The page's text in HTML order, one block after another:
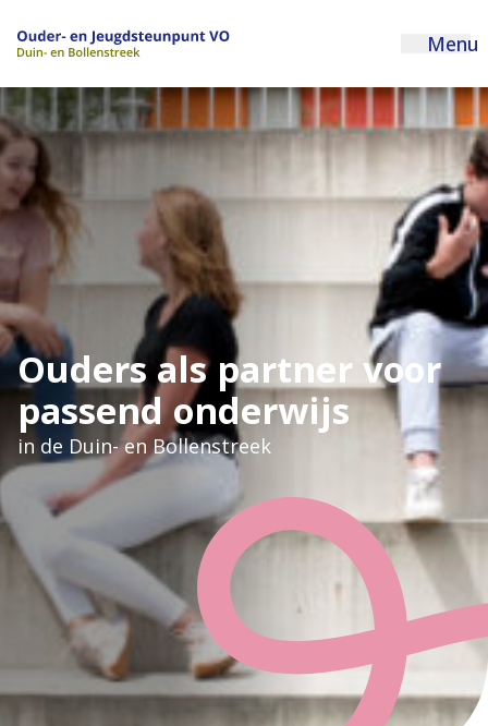
Menu
Ouders als partner voor
passend onderwijs
in de Duin- en Bollenstreek